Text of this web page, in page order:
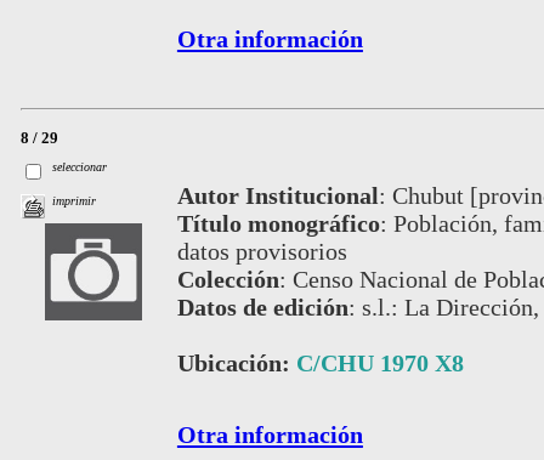
Otra información
8 / 29
seleccionar
imprimir Autor Institucional: Chubut
Título monográfico: Población,
datos provisorios
Colección: Censo Nacional de
Datos de edición: s.l.: La Dirección,
Ubicación: C/CHU 1970 X8
Otra información